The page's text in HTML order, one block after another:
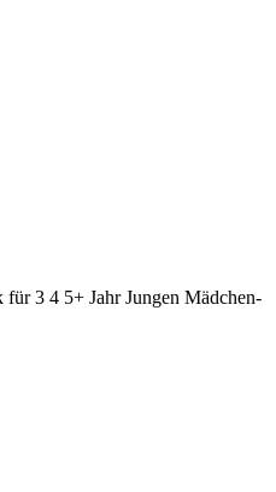
3 4 5+ Jahr Jungen Mädchen-